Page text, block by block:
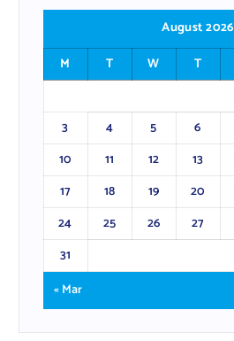
August 2026
M
T W T
3
4 5 6
10
11 12 13
17
18 19 20
24
25 26 27
31
« Mar